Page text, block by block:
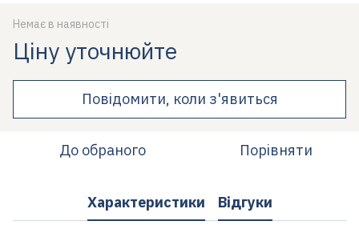
Немає в наявності
Ціну уточнюйте
Повідомити, коли з'явиться
До обраного Порівняти
Характеристики Відгуки